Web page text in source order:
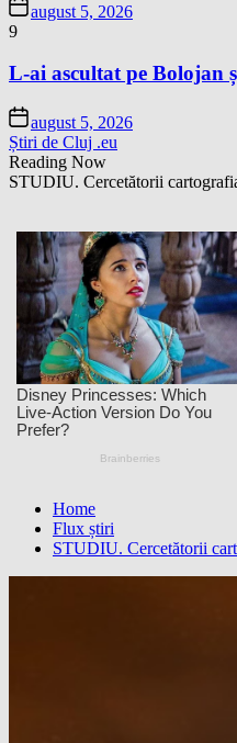
august 5, 2026
9
L-ai ascultat pe Bolojan
august 5, 2026
Știri de Cluj .eu
Reading Now
STUDIU. Cercetătorii
Home
Flux știri
STUDIU. Cercetătorii